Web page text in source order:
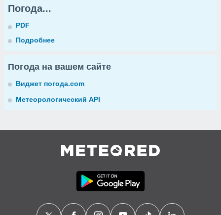
Погода...
PDF
Подробнее
Погода на вашем сайте
Виджет погода.com
Метеорологический API